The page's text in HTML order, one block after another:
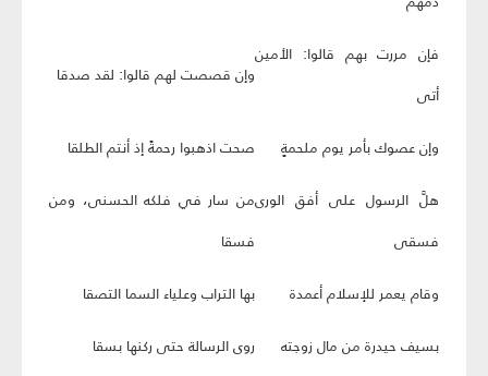
فإن مررت بهم قالوا: الأمين
أتى
وإن قصصت لهم قالوا: لقد صدقا
وإن عصوك بأمر يوم ملحمةٍ صحت اذهبوا رحمةً إذ أنتم الطلقا
هلَّ الرسول على أفق الورى
فسقى
من سار في فلكه الحسنى، ومن
فسقا
وقام يعمر للإسلام أعمدة بها التراب وعلياء السما التصقا
بسيف حيدرة من مال زوجته روى الرسالة حتى ركنها بسقا